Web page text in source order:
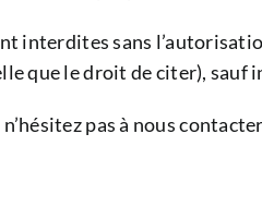
sans
que le droit de citer),
pas à nous